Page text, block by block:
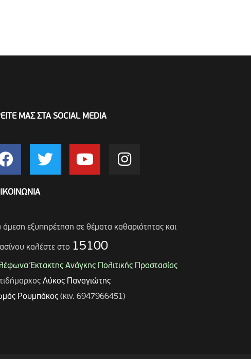
ΜΑΣ ΣΤΑ SOCIAL MEDIA
άμεση εξυπηρέτηση σε θέματα καθαριότητας και
καλέστε στο 15100
Έκτακτης Ανάγκης Πολιτικής Προστασίας
Λύκος Παναγιώτης
Ρουμπάκος(κιν. 6947966451)